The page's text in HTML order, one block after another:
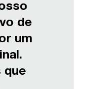
de
um
que